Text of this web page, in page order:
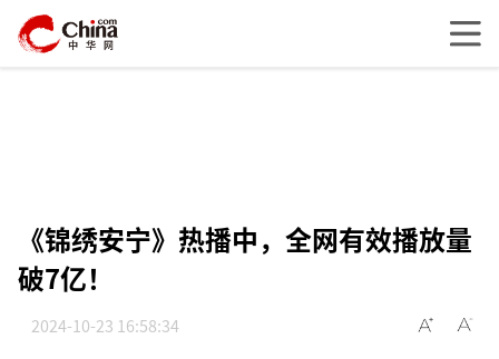
《锦绣安宁》热播中，全网有效播放量
破7亿！ ​
2024-10-23 16:58:34